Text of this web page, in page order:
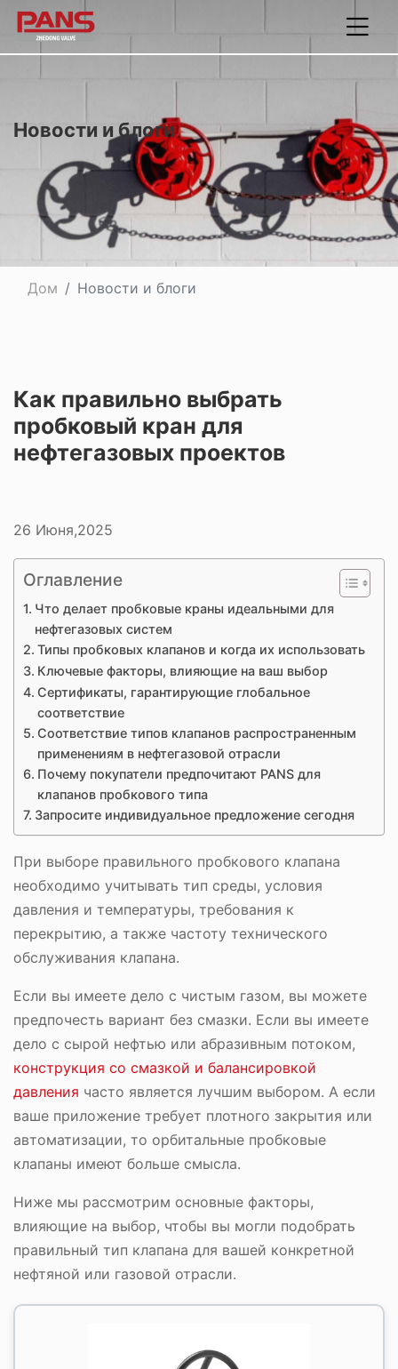
Новости и блоги
Дом Новости и блоги
Как правильно выбрать
пробковый кран для
нефтегазовых проектов
26 Июня,2025
Оглавление
Что делает пробковые краны идеальными для
нефтегазовых систем
Типы пробковых клапанов и когда их использовать
Ключевые факторы, влияющие на ваш выбор
Сертификаты, гарантирующие глобальное
соответствие
Соответствие типов клапанов распространенным
применениям в нефтегазовой отрасли
Почему покупатели предпочитают PANS для
клапанов пробкового типа
Запросите индивидуальное предложение сегодня
При выборе правильного пробкового клапана
необходимо учитывать тип среды, условия
давления и температуры, требования к
перекрытию, а также частоту технического
обслуживания клапана.
Если вы имеете дело с чистым газом, вы можете
предпочесть вариант без смазки. Если вы имеете
дело с сырой нефтью или абразивным потоком,
конструкция со смазкой и балансировкой
давления часто является лучшим выбором. А если
ваше приложение требует плотного закрытия или
автоматизации, то орбитальные пробковые
клапаны имеют больше смысла.
Ниже мы рассмотрим основные факторы,
влияющие на выбор, чтобы вы могли подобрать
правильный тип клапана для вашей конкретной
нефтяной или газовой отрасли.